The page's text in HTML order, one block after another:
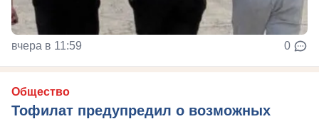
вчера в 11:59 0
Общество
Тофилат предупредил о возможных